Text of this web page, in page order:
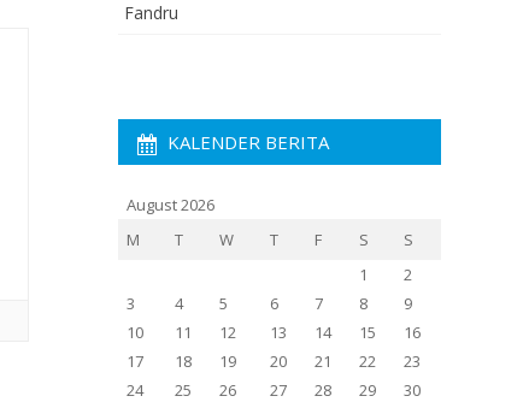
Fandru
KALENDER BERITA
August 2026
M
T W T F S
S
1
2
3
4 5 6 7 8
9
10
11 12 13 14 15
16
17
18 19 20 21 22
23
24
25 26 27 28 29
30